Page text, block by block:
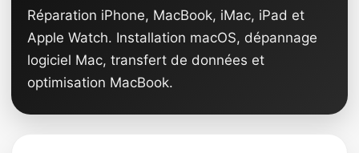
Réparation iPhone, MacBook, iMac, iPad et
Apple Watch. Installation macOS, dépannage
logiciel Mac, transfert de données et
optimisation MacBook.